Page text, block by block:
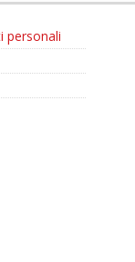
personali